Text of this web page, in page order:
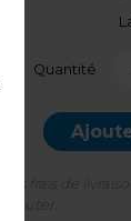
Quantité